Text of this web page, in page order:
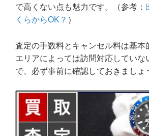
で高くない点も魅力です。（参考：
くらからOK？ ）
査定の手数料とキャンセル料は基本
エリアによっては訪問対応していな
で、必ず事前に確認しておきましょ